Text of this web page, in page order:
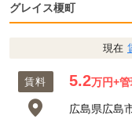
グレイス榎町
現在
賃料 5.2万円+
広島県広島